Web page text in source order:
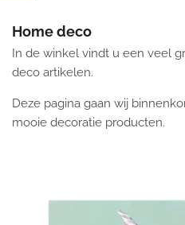
Home deco
In de winkel vindt u een veel
deco artikelen.
Deze pagina gaan wij
mooie decoratie producten.